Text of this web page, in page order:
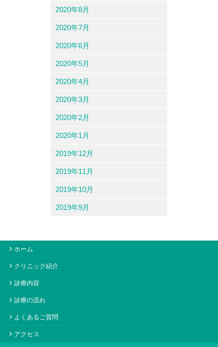
2020年8月
2020年7月
2020年6月
2020年5月
2020年4月
2020年3月
2020年2月
2020年1月
2019年12月
2019年11月
2019年10月
2019年9月
ホーム
クリニック紹介
診療内容
診療の流れ
よくあるご質問
アクセス